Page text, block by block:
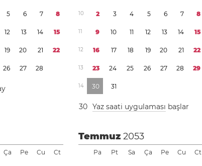
5 6 7 8
12 13 14 15
19 20 21 22
26 27 28
10 2 3 4 5 6 7 8
11 9 10 11 12 13 14 15
12 16 17 18 19 20 21 22
13 23 24 25 26 27 28 29
14 30 31
30 Yaz saati uygulaması başlar
Ça Pe Cu Ct
Temmuz2053
Pa Pt Sa Ça Pe Cu Ct